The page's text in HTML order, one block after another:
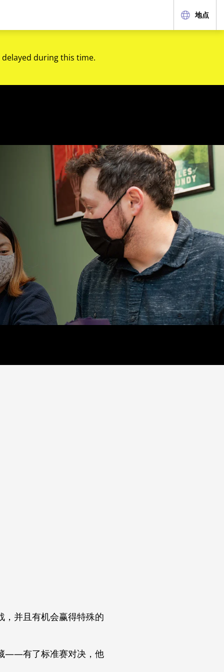
地点
during this time.
，并且有机会赢得特殊的
——有了标准赛对决，他